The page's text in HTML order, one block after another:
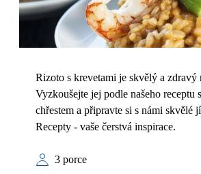
Rizoto s krevetami je skvělý a zdravý
Vyzkoušejte jej podle našeho receptu
chřestem a připravte si s námi skvělé
Recepty - vaše čerstvá inspirace.
3 porce